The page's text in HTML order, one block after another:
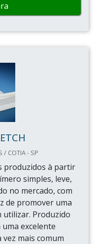
/ COTIA - SP
produzidos à partir
simples, leve,
no mercado, com
de promover uma
utilizar. Produzido
excelente
mais comum